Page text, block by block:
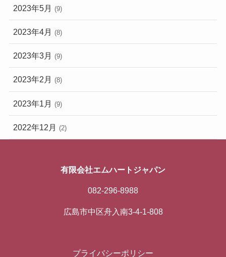
2023年5月 (9)
2023年4月 (8)
2023年3月 (9)
2023年2月 (8)
2023年1月 (9)
2022年12月 (2)
有限会社エムハートジャパン
082-296-8988
広島市中区舟入南3-4-1-808
プライバシーポリシー